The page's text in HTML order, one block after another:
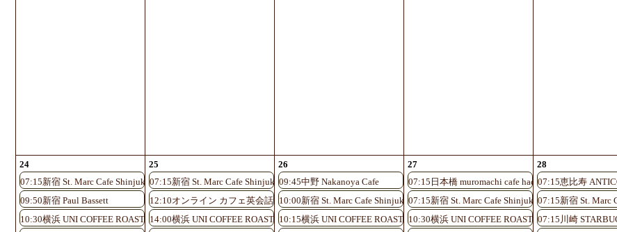
24
07:15新宿 St. Marc Cafe Shinjuku Shinminami-guchi
09:50新宿 Paul Bassett
10:30横浜 UNI COFFEE ROASTERY
25
07:15新宿 St. Marc Cafe Shinjuku Shinminami-guchi
12:10オンライン カフェ英会話♪
14:00横浜 UNI COFFEE ROASTERY
26
09:45中野 Nakanoya Cafe
10:00新宿 St. Marc Cafe Shinjuku Shinminami-guchi
10:15横浜 UNI COFFEE ROASTERY
27
07:15日本橋 muromachi cafe hachi
07:15新宿 St. Marc Cafe Shinjuku Shinminami-guchi
10:30横浜 UNI COFFEE ROASTERY
28
07:15恵比寿
07:15新宿 St. Marc
07:15川崎